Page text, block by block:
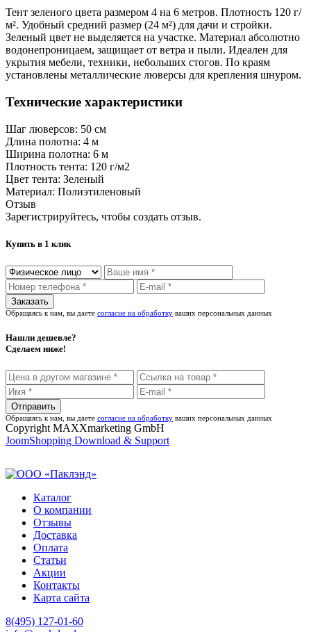
Тент зеленого цвета размером 4 на 6 метров. Плотность 120 г/
м². Удобный средний размер (24 м²) для дачи и стройки.
Зеленый цвет не выделяется на участке. Материал абсолютно
водонепроницаем, защищает от ветра и пыли. Идеален для
укрытия мебели, техники, небольших стогов. По краям
установлены металлические люверсы для крепления шнуром.
Технические характеристики
Шаг люверсов: 50 см
Длина полотна: 4 м
Ширина полотна: 6 м
Плотность тента: 120 г/м2
Цвет тента: Зеленый
Материал: Полиэтиленовый
Отзыв
Зарегистрируйтесь, чтобы создать отзыв.
Купить в 1 клик
Обращаясь к нам, вы даете согласие на обработку ваших персональных данных
Нашли дешевле?
Сделаем ниже!
Обращаясь к нам, вы даете согласие на обработку ваших персональных данных
Copyright MAXXmarketing GmbH
JoomShopping Download & Support
Каталог
О компании
Отзывы
Доставка
Оплата
Статьи
Акции
Контакты
Карта сайта
8(495) 127-01-60